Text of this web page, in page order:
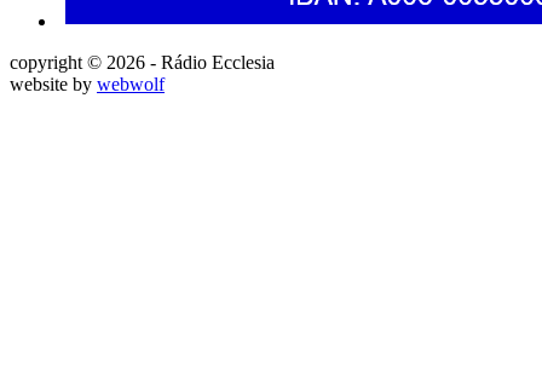
copyright © 2026 - Rádio Ecclesia
website by webwolf